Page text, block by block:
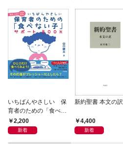
いちばんやさしい 保
育者のための「食べな
い子」サポートＢＯＯ
Ｋ 偏食・少食のお悩
2,200
新着
新約聖書 本文の訳
4,400
新着